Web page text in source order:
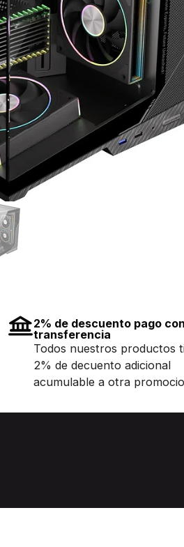
2% de descuento pago con
transferencia
Todos nuestros productos
2% de decuento adicional
acumulable a otra